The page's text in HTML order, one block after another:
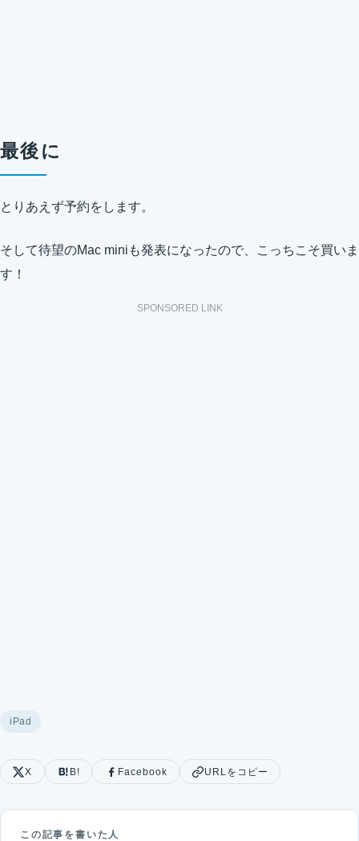
最後に
とりあえず予約をします。
そして待望のMac miniも発表になったので、こっちこそ買いま
す！
SPONSORED LINK
iPad
X B! Facebook URLをコピー
この記事を書いた人